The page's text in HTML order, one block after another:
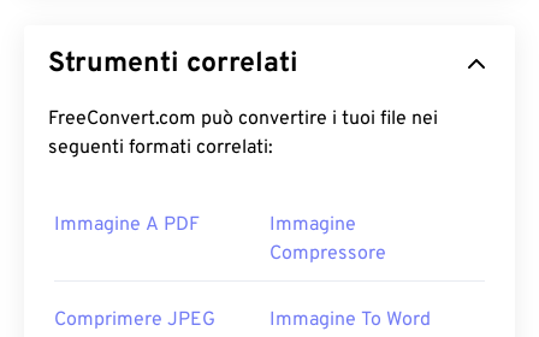
Strumenti correlati
FreeConvert.com può convertire i tuoi file nei
seguenti formati correlati:
Immagine A PDF
Immagine
Compressore
Comprimere JPEG Immagine To Word